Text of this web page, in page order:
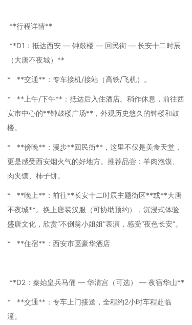
**行程详情**
**D1：抵达西安 — 钟鼓楼 — 回民街 — 长安十二时辰
（大唐不夜城）**
* **交通**：专车接机/接站（高铁/飞机）。
* **上午/下午**：抵达后入住酒店。稍作休息，前往西
安市中心的**钟鼓楼广场**，外观历史悠久的钟楼和鼓
楼。
* **傍晚**：漫步**回民街**，这里不仅是美食天堂，
更是感受西安烟火气的好地方。推荐品尝：羊肉泡馍、
肉夹馍、柿子饼。
* **晚上**：前往**长安十二时辰主题街区**或**大唐
不夜城**。换上唐装汉服（可协助预约），沉浸式体验
盛唐文化，欣赏“不倒翁小姐姐”表演，感受“夜色长安”。
* **住宿**：西安市區豪华酒店
**D2：秦始皇兵马俑 — 华清宫（可选） — 夜宿华山**
* **交通**：专车上门接送，全程约2小时车程赴临
潼。